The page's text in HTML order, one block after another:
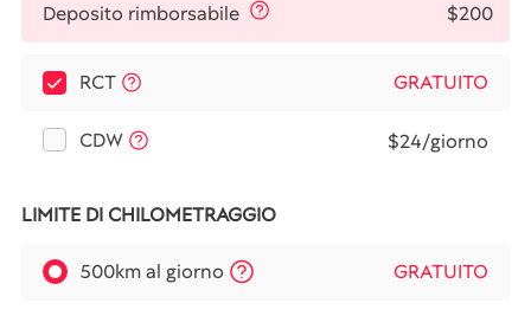
Deposito rimborsabile $200
RCT GRATUITO
CDW $24/giorno
LIMITE DI CHILOMETRAGGIO
500km al giorno GRATUITO